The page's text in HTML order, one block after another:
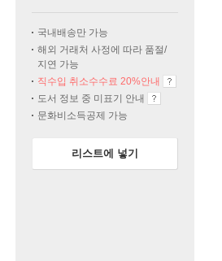
국내배송만 가능
해외 거래처 사정에 따라 품절/
지연 가능
직수입 취소수수료 20%안내
도서 정보 중 미표기 안내
문화비소득공제 가능
리스트에 넣기